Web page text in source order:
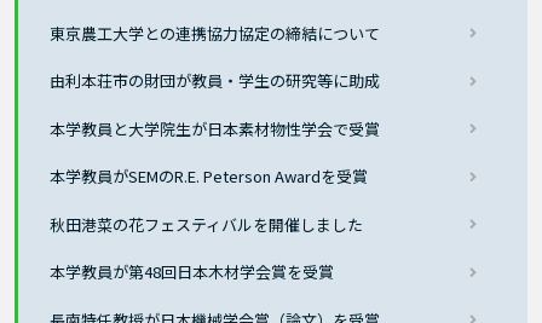
東京農工大学との連携協力協定の締結について
由利本荘市の財団が教員・学生の研究等に助成
本学教員と大学院生が日本素材物性学会で受賞
本学教員がSEMのR.E. Peterson Awardを受賞
秋田港菜の花フェスティバルを開催しました
本学教員が第48回日本木材学会賞を受賞